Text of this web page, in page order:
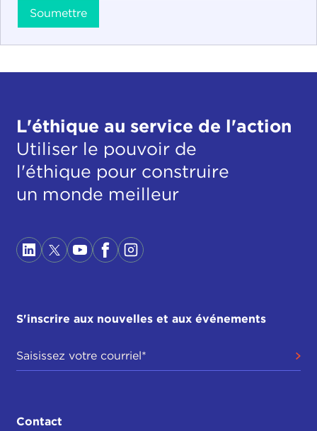
Soumettre
L'éthique au service de l'action
Utiliser le pouvoir de
l'éthique pour construire
un monde meilleur
S'inscrire aux nouvelles et aux événements
Contact